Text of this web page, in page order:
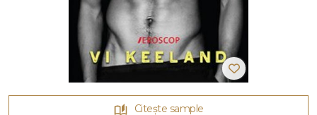
Citește sample